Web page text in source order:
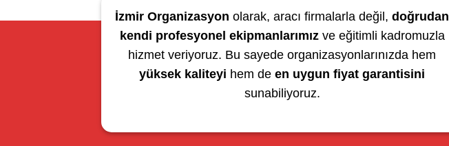
İzmir Organizasyon olarak, aracı firmalarla değil, doğrudan
kendi profesyonel ekipmanlarımızve eğitimli kadromuzla
hizmet veriyoruz. Bu sayede organizasyonlarınızda hem
yüksek kaliteyi hem de en uygun fiyat garantisini
sunabiliyoruz.